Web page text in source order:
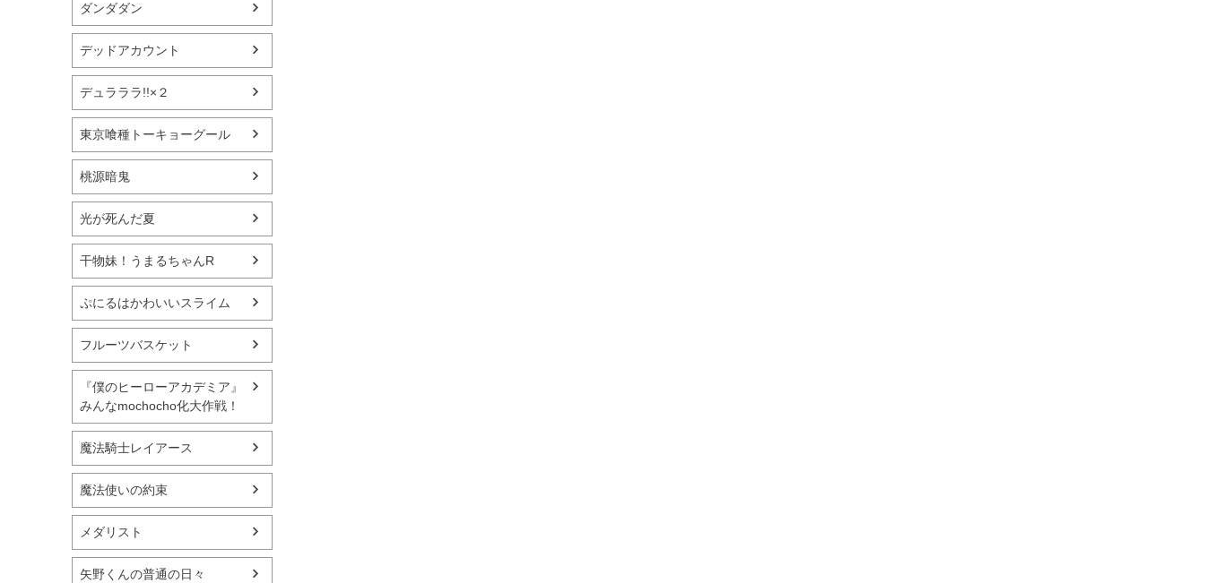
ダンダダン
デッドアカウント
デュラララ!!×２
東京喰種トーキョーグール
桃源暗鬼
光が死んだ夏
干物妹！うまるちゃんR
ぷにるはかわいいスライム
フルーツバスケット
『僕のヒーローアカデミア』
みんなmochocho化大作戦！
魔法騎士レイアース
魔法使いの約束
メダリスト
矢野くんの普通の日々